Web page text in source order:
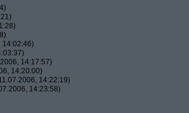
14:02:46)
14:17:57)
14:20:00)
14:22:19)
14:23:58)